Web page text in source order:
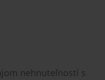
nehnuteľností s